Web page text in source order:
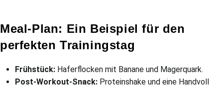
Meal-Plan: Ein Beispiel für den
perfekten Trainingstag
Frühstück: Haferflocken mit Banane und Magerquark.
Post-Workout-Snack: Proteinshake und eine Handvoll